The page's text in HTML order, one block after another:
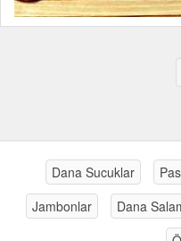
Dana Sucuklar
Jambonlar
Dana